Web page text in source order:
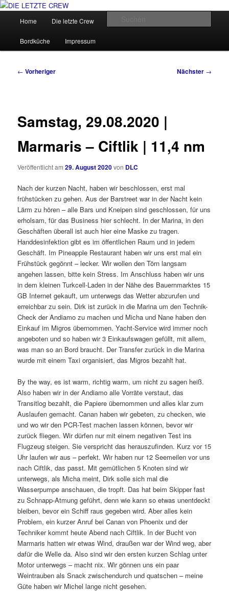
Zum
springenDIE LETZTE CREW
Über den Wind können wir nicht bestimmen, aber wir können die Segel
Home Die letzte Crew
Bordküche Impressum
Beitragsnavigation
← Vorheriger Nächster →
Samstag, 29.08.2020 |
Marmaris – Ciftlik | 11,4 nm
Veröffentlicht am29. August 2020von DLC
Nach der kurzen Nacht, haben wir beschlossen, erst mal
frühstücken zu gehen. Aus der Barstreet war in der Nacht kein
Lärm zu hören – alle Bars und Kneipen sind geschlossen, für uns
erholsam, für das Business hier schlecht. In der Marina, in den
Geschäften überall ist auch hier eine Maske zu tragen.
Handdesinfektion gibt es im öffentlichen Raum und in jedem
Geschäft. Im Pineapple Restaurant haben wir uns erst mal ein
Frühstück gegönnt – lecker. Wir wollen den Törn langsam
angehen lassen, bitte kein Stress. Im Anschluss haben wir uns
in dem kleinen Turkcell-Laden in der Nähe des Bauernmarktes 15
GB Internet gekauft, um unterwegs das Wetter abzurufen und
erreichbar zu sein. Dirk ist zurück in die Marina um den Technik-
Check der Andiamo zu machen und Micha und Nane haben den
Einkauf im Migros übernommen. Yacht-Service wird immer noch
angeboten und so haben wir 3 Einkaufswagen gefüllt, mit allem,
was man so an Bord braucht. Der Transfer zurück in die Marina
wurde mit einem Taxi organisiert, das Migros bezahlt hat.
By the way, es ist warm, richtig warm, um nicht zu sagen heiß.
Also haben wir in der Andiamo alle Vorräte verstaut, das
Transitlog bezahlt, die Papiere übernommen und alles klar zum
Auslaufen gemacht. Canan haben wir gebeten, zu checken, wie
und wo wir den PCR-Test machen lassen können, bevor wir
zurück fliegen. Wir dürfen nur mit einem negativen Test ins
Flugzeug steigen. Sie verspricht das herauszufinden. Kurz vor 15
Uhr laufen wir aus – perfekt. Wir haben nur 12 Seemeilen vor uns
nach Ciftlik, das passt. Mit gemütlichen 5 Knoten sind wir
unterwegs, als Micha meint, Dirk solle sich mal die
Wasserpumpe anschauen, die tropft. Das hat beim Skipper fast
zu Schnapp-Atmung geführt, denn wie kann so etwas unentdeckt
bleiben, bevor ein Schiff raus gegeben wird. Aber alles kein
Problem, ein kurzer Anruf bei Canan von Phoenix und der
Techniker kommt heute Abend nach Ciftlik. In der Bucht von
Marmaris hatten wir etwas Wind, draußen war der Wind weg, aber
dafür die Welle da. Also sind wir den ersten kurzen Schlag unter
Motor unterwegs – macht nix. Wir gönnen uns ein paar
Weintrauben als Snack zwischendurch und quatschen – meine
Güte haben wir Michel lange nicht gesehen.